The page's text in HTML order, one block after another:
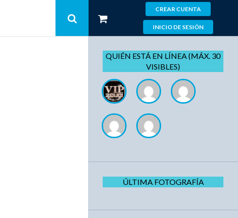
CREAR CUENTA
INICIO DE SESIÓN
QUIÉN ESTÁ EN LÍNEA (MÁX. 30
VISIBLES)
ÚLTIMA FOTOGRAFÍA